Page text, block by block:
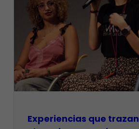
Experiencias que trazan